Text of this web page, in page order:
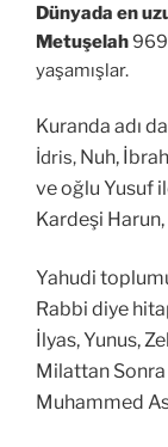
Dünyada en
Metuşelah969
yaşamışlar.
Kuranda adı
İdris, Nuh,
ve oğlu Yusuf
Kardeşi
Yahudi
Rabbi diye
İlyas, Yunus,
Milattan Sonra
Muhammed